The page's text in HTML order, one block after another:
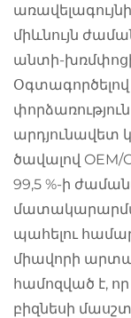
միևնույն
անտի-
արդյունավետ
ծավալով
99,5 %-ի
պահելու
միավորի
համոզված է,
բիզնեսի